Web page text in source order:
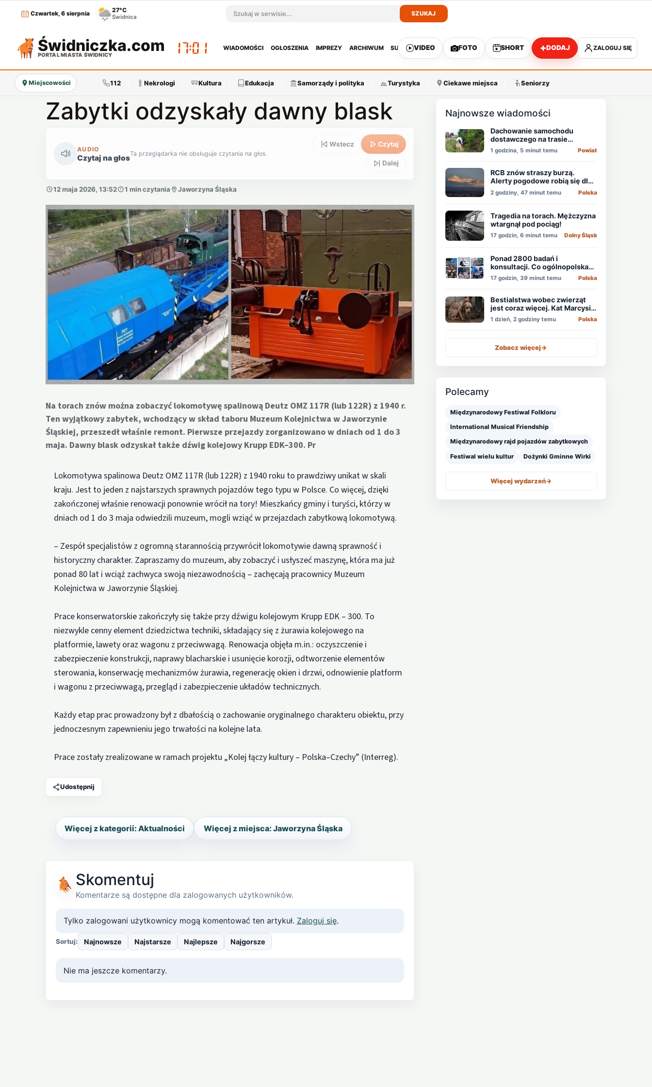
Czwartek, 6 sierpnia
27°C
Świdnica Szukaj w serwisie
SZUKAJ
Świdniczka.com
PORTAL MIASTA ŚWIDNICY 17:01
WIADOMOŚCI OGŁOSZENIA IMPREZY ARCHIWUM SUBSKRYPCJA
VIDEO FOTO SHORT +DODAJ ZALOGUJ SIĘ
Miejscowości 112 Nekrologi Kultura Edukacja Samorządy i polityka Turystyka Ciekawe miejsca Seniorzy
Zabytki odzyskały dawny blask
AUDIO
Czytaj na głosTa przeglądarka nie obsługuje czytania na głos.
Wstecz Czytaj
Dalej
12 maja 2026, 13:52 1 min czytania Jaworzyna Śląska
Na torach znów można zobaczyć lokomotywę spalinową Deutz OMZ 117R (lub 122R) z 1940 r.
Ten wyjątkowy zabytek, wchodzący w skład taboru Muzeum Kolejnictwa w Jaworzynie
Śląskiej, przeszedł właśnie remont. Pierwsze przejazdy zorganizowano w dniach od 1 do 3
maja. Dawny blask odzyskał także dźwig kolejowy Krupp EDK–300. Pr
Lokomotywa spalinowa Deutz OMZ 117R (lub 122R) z 1940 roku to prawdziwy unikat w skali
kraju. Jest to jeden z najstarszych sprawnych pojazdów tego typu w Polsce. Co więcej, dzięki
zakończonej właśnie renowacji ponownie wrócił na tory! Mieszkańcy gminy i turyści, którzy w
dniach od 1 do 3 maja odwiedzili muzeum, mogli wziąć w przejazdach zabytkową lokomotywą.
– Zespół specjalistów z ogromną starannością przywrócił lokomotywie dawną sprawność i
historyczny charakter. Zapraszamy do muzeum, aby zobaczyć i usłyszeć maszynę, która ma już
ponad 80 lat i wciąż zachwyca swoją niezawodnością – zachęcają pracownicy Muzeum
Kolejnictwa w Jaworzynie Śląskiej.
Prace konserwatorskie zakończyły się także przy dźwigu kolejowym Krupp EDK – 300. To
niezwykle cenny element dziedzictwa techniki, składający się z żurawia kolejowego na
platformie, lawety oraz wagonu z przeciwwagą. Renowacja objęła m.in.: oczyszczenie i
zabezpieczenie konstrukcji, naprawy blacharskie i usunięcie korozji, odtworzenie elementów
sterowania, konserwację mechanizmów żurawia, regenerację okien i drzwi, odnowienie platform
i wagonu z przeciwwagą, przegląd i zabezpieczenie układów technicznych.
Każdy etap prac prowadzony był z dbałością o zachowanie oryginalnego charakteru obiektu, przy
jednoczesnym zapewnieniu jego trwałości na kolejne lata.
Prace zostały zrealizowane w ramach projektu „Kolej łączy kultury – Polska–Czechy” (Interreg).
Udostępnij
Więcej z kategorii: Aktualności Więcej z miejsca: Jaworzyna Śląska
Skomentuj
Komentarze są dostępne dla zalogowanych użytkowników.
Tylko zalogowani użytkownicy mogą komentować ten artykuł. Zaloguj się.
Sortuj: Najnowsze Najstarsze Najlepsze Najgorsze
Nie ma jeszcze komentarzy.
Najnowsze wiadomości
Dachowanie samochodu
dostawczego na trasie
Świdnica - Wrocław
1 godzina, 5 minut temu Powiat
RCB znów straszy burzą.
Alerty pogodowe robią się dla
niektórych nudne
2 godziny, 47 minut temu Polska
Tragedia na torach. Mężczyzna
wtargnął pod pociąg!
17 godzin, 6 minut temu Dolny Śląsk
Ponad 2800 badań i
konsultacji. Co ogólnopolska
akcja pokazała o zdrowiu
mężczyzn?
17 godzin, 39 minut temu Polska
Bestialstwa wobec zwierząt
jest coraz więcej. Kat Marcysia
usłyszał wyrok
1 dzień, 2 godziny temu Polska
Zobacz więcej->
Polecamy
Międzynarodowy Festiwal Folkloru
International Musical Friendship
Międzynarodowy rajd pojazdów zabytkowych
Festiwal wielu kultur Dożynki Gminne Wirki
Więcej wydarzeń->